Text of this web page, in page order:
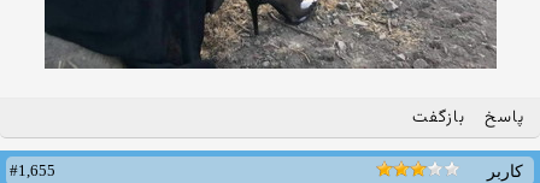
پاسخ بازگفت
کاربر
#1,655